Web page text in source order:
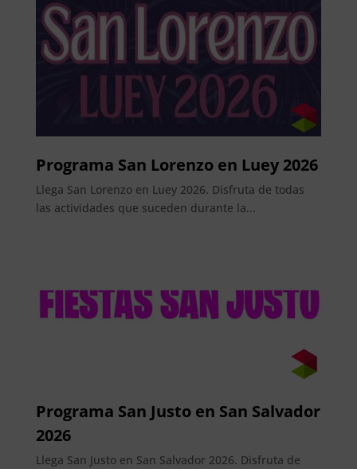
Programa San Lorenzo en Luey 2026
Llega San Lorenzo en Luey 2026. Disfruta de todas
las actividades que suceden durante la...
Programa San Justo en San Salvador
2026
Llega San Justo en San Salvador 2026. Disfruta de